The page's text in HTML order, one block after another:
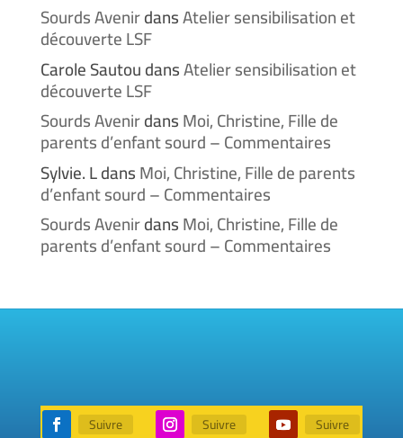
Sourds AvenirdansAtelier sensibilisation et
découverte LSF
Carole SautoudansAtelier sensibilisation et
découverte LSF
Sourds AvenirdansMoi, Christine, Fille de
parents d’enfant sourd – Commentaires
Sylvie. LdansMoi, Christine, Fille de parents
d’enfant sourd – Commentaires
Sourds AvenirdansMoi, Christine, Fille de
parents d’enfant sourd – Commentaires
Suivre Suivre Suivre